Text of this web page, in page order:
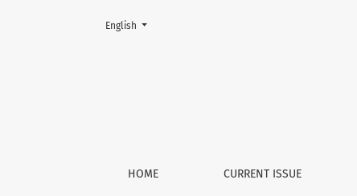
The inviolability of parliamentarians and
HOME CURRENT ISSUE
Change the language. The current language is:
English